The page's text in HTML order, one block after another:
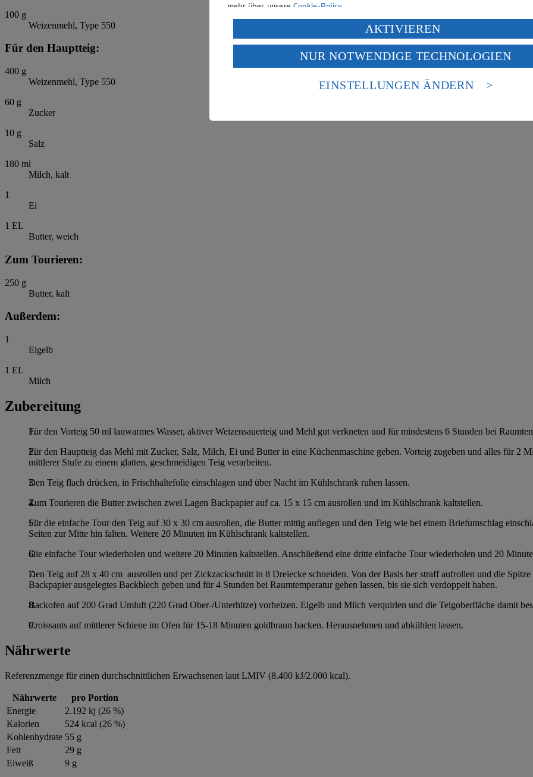
100 g
Weizenmehl, Type 550
Für den Hauptteig:
400 g
Weizenmehl, Type 550
60 g
Zucker
10 g
Salz
180 ml
Milch, kalt
1
Ei
1 EL
Butter, weich
Zum Tourieren:
250 g
Butter, kalt
Außerdem:
1
Eigelb
1 EL
Milch
Zubereitung
Für den Vorteig 50 ml lauwarmes Wasser, aktiver Weizensauerteig und Mehl gut verkneten und für mindestens 6 Stunden bei
Für den Hauptteig das Mehl mit Zucker, Salz, Milch, Ei und Butter in eine Küchenmaschine geben. Vorteig zugeben und alles für 2
mittlerer Stufe zu einem glatten, geschmeidigen Teig verarbeiten.
Den Teig flach drücken, in Frischhaltefolie einschlagen und über Nacht im Kühlschrank ruhen lassen.
Zum Tourieren die Butter zwischen zwei Lagen Backpapier auf ca. 15 x 15 cm ausrollen und im Kühlschrank kaltstellen.
Für die einfache Tour den Teig auf 30 x 30 cm ausrollen, die Butter mittig auflegen und den Teig wie bei einem Briefumschlag
Seiten zur Mitte hin falten. Weitere 20 Minuten im Kühlschrank kaltstellen.
Die einfache Tour wiederholen und weitere 20 Minuten kaltstellen. Anschließend eine dritte einfache Tour wiederholen und 20
Den Teig auf 28 x 40 cm ausrollen und per Zickzackschnitt in 8 Dreiecke schneiden. Von der Basis her straff aufrollen und die
Backpapier ausgelegtes Backblech geben und für 4 Stunden bei Raumtemperatur gehen lassen, bis sie sich verdoppelt haben.
Backofen auf 200 Grad Umluft (220 Grad Ober-/Unterhitze) vorheizen. Eigelb und Milch verquirlen und die Teigoberfläche damit
Croissants auf mittlerer Schiene im Ofen für 15-18 Minuten goldbraun backen. Herausnehmen und abkühlen lassen.
Nährwerte
Referenzmenge für einen durchschnittlichen Erwachsenen laut LMIV (8.400 kJ/2.000 kcal).
Nährwerte
pro Portion
Energie
2.192 kj (26 %)
Kalorien
524 kcal (26 %)
Kohlenhydrate 55 g
Fett
29 g
Eiweiß
9 g
mehr über unsereCookie-Policy.
Verarbeitung deiner personenbezogenen Daten in den USA durch Facebook und
Wenn du auf „Aktivieren“ klickst, willigst du im Sinne des Art. 49 Abs. 1 Satz 1 lit.
ein, dass deine Daten in den USA verarbeitet werden. Der EuGH sieht die USA als
einem nach europäischen Standards nicht angemessenen Datenschutzniveau an. Es
Risiko eines Zugriffs durch US-amerikanische Behörden.
AKTIVIEREN
NUR NOTWENDIGE TECHNOLOGIEN
EINSTELLUNGEN ÄNDERN